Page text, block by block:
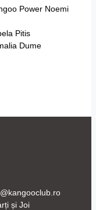
Power Noemi
Pitis
Dume
și Joi